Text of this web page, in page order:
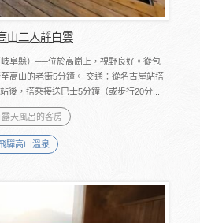
山二人靜白雲
阜縣）──位於高崗上，視野良好。從包
高山的老街5分鐘。 交通：從名古屋站搭
後，搭乘接送巴士5分鐘（或步行20分...
露天風呂的客房
驒高山溫泉